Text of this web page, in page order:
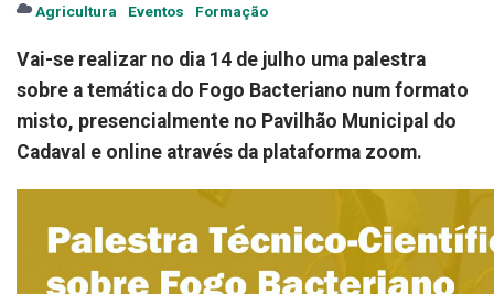
Agricultura
Eventos Formação
Vai-se realizar no dia 14 de julho uma palestra
sobre a temática do Fogo Bacteriano num formato
misto, presencialmente no Pavilhão Municipal do
Cadaval e online através da plataforma zoom.